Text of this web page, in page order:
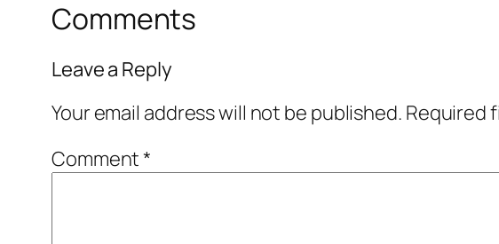
Comments
Leave a Reply
Your email address will not be published. Required
Comment*